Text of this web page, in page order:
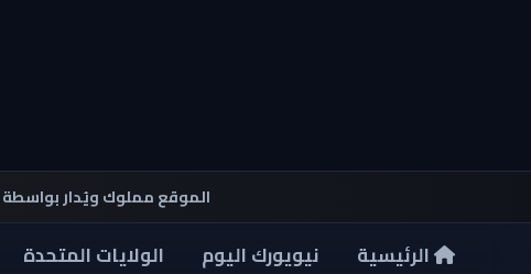
الموقع مملوك ويُدار بواسطة
الرئيسية نيويورك اليوم الولايات المتحدة